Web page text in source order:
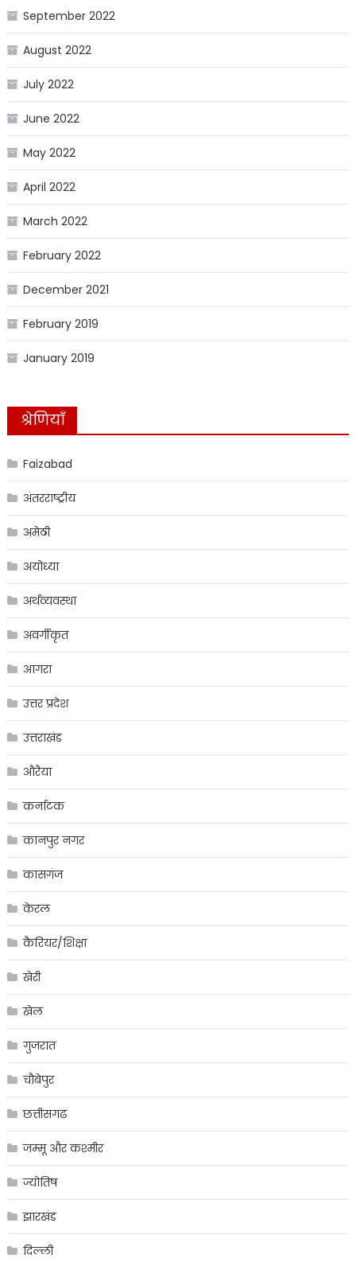
September 2022
August 2022
July 2022
June 2022
May 2022
April 2022
March 2022
February 2022
December 2021
February 2019
January 2019
श्रेणियाँ
Faizabad
अंतरराष्ट्रीय
अमेठी
अयोध्या
अर्थव्यवस्था
अवर्गीकृत
आगरा
उत्तर प्रदेश
उत्तराखंड
औरैया
कर्नाटक
कानपुर नगर
कासगंज
केरल
कैरियर/शिक्षा
खेरी
खेल
गुजरात
चौबेपुर
छत्तीसगढ
जम्मू और कश्मीर
ज्योतिष
झारखंड
दिल्ली